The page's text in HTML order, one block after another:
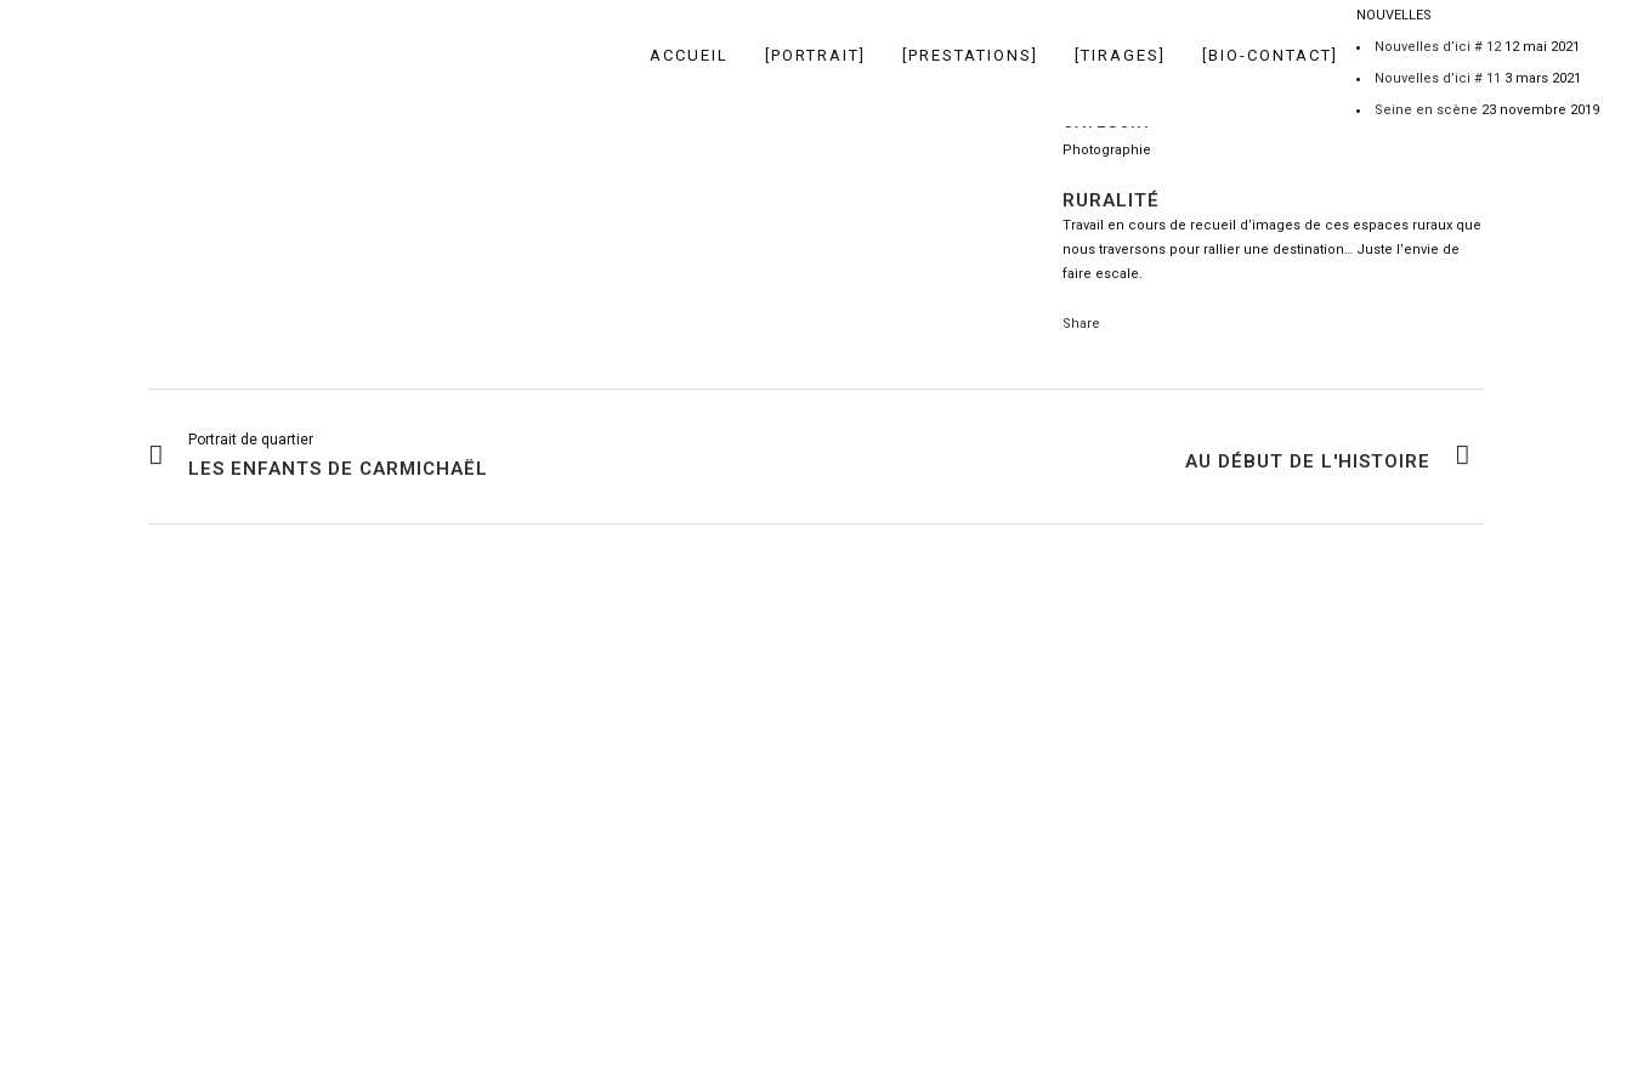
NOUVELLES
Nouvelles d’ici # 12 12 mai 2021
Nouvelles d’ici # 11 3 mars 2021
Seine en scène 23 novembre 2019
ACCUEIL [PORTRAIT] [PRESTATIONS] [TIRAGES] [BIO-CONTACT]
CATEGORY
Photographie
RURALITÉ
Travail en cours de recueil d’images de ces espaces ruraux que
nous traversons pour rallier une destination… Juste l’envie de
faire escale.
Share
Portrait de quartier
LES ENFANTS DE CARMICHAËL AU DÉBUT DE L'HISTOIRE